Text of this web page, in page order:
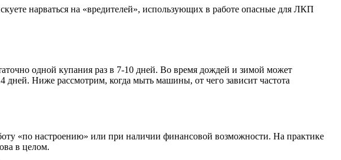
нарваться на «вредителей», использующих в работе опасные для ЛКП
одной купания раз в 7-10 дней. Во время дождей и зимой может
дней. Ниже рассмотрим, когда мыть машины, от чего зависит частота
«по настроению» или при наличии финансовой возможности. На практике
в целом.